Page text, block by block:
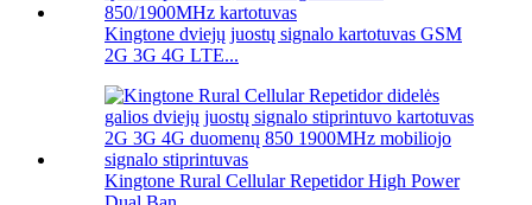
Kingtone dviejų juostų signalo kartotuvas GSM
2G 3G 4G LTE...
Kingtone Rural Cellular Repetidor High Power